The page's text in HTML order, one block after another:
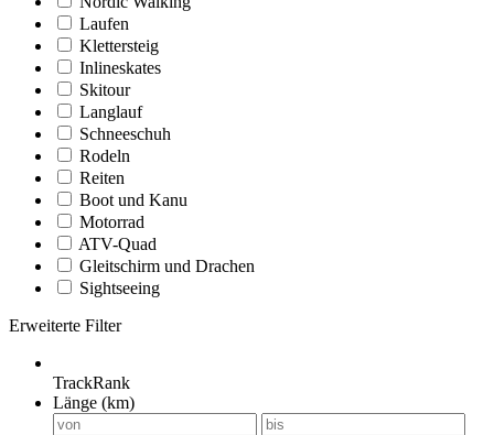
Laufen
Klettersteig
Inlineskates
Skitour
Langlauf
Schneeschuh
Rodeln
Reiten
Boot und Kanu
Motorrad
ATV-Quad
Gleitschirm und Drachen
Sightseeing
Erweiterte Filter
TrackRank
Länge (km)